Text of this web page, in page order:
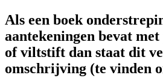
Als een boek
aantekeningen bevat
of viltstift dan staat dit
omschrijving (te vinden